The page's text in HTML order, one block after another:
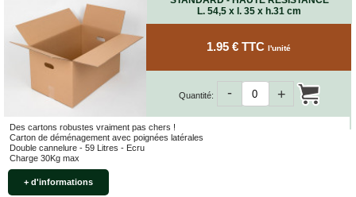
SALON
SALLE
BAIN
BUREAU
CONTACT
L. 54,5 x l. 35 x h.31 cm
Des cartons robustes vraiment pas chers !
Carton de déménagement avec poignées latérales
Double cannelure - 59 Litres - Ecru
Charge 30Kg max
+ d'informations
1.95 € TTC l'unité
Quantité: +
-